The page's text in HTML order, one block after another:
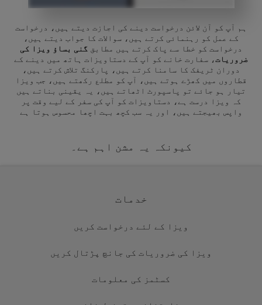
ہم آپ کو آن لائن درخواست دینے کی اجازت دیتے ہیں، درخواست
کے عمل کو رہنمائی کرتے ہیں، سوالات کا جواب دیتے ہیں،
درخواست کو خطا سے پاک کرتے ہیں مطابق گنی بساؤ ویزا کی
ضروریات، سفارت خانے کو آپ کے دستاویزات ہاتھ میں دینے کے
دوران ٹریفک کا سامنا کرتے ہیں، پارکنگ تلاش کرتے ہیں،
قطاروں میں کھڑے ہوتے ہیں، آپ کو مطلع رکھتے ہیں، جب ویزا
تیار ہو جائے تو پاسپورٹ اٹھاتے ہیں، یہ یقینی بناتے ہیں
کہ ویزا درست ہے، دستاویزات کو آپ کی سفر کے لیے وقت پر
واپس بھیجتے ہیں، اور یہ سب کچھ بہت اچھا محسوس ہوتا ہے
کیونکہ یہ مشن اہم ہے۔
خدمات
ویزا کے لئے درخواست کریں
ویزا کی ضروریات کی جانچ پڑتال کریں
کسٹمز کی معلومات